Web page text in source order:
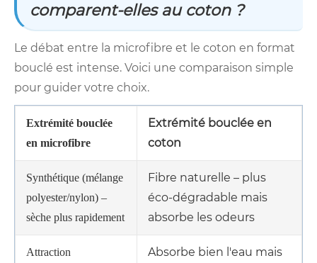
comparent-elles au coton ?
Le débat entre la microfibre et le coton en format
bouclé est intense. Voici une comparaison simple
pour guider votre choix.
Extrémité bouclée
en microfibre
Extrémité bouclée en
coton
Synthétique (mélange
polyester/nylon) –
sèche plus rapidement
Fibre naturelle – plus
éco-dégradable mais
absorbe les odeurs
Attraction
Absorbe bien l'eau mais